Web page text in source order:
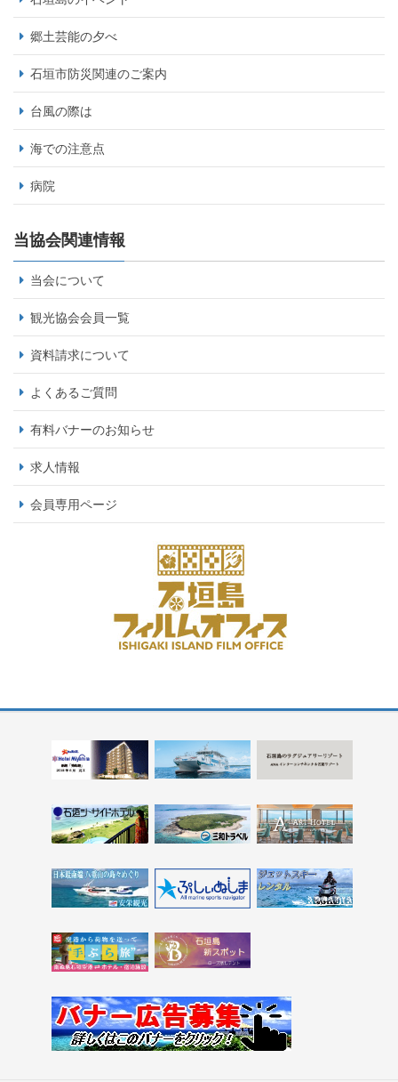
郷土芸能の夕べ
石垣市防災関連のご案内
台風の際は
海での注意点
病院
当協会関連情報
当会について
観光協会会員一覧
資料請求について
よくあるご質問
有料バナーのお知らせ
求人情報
会員専用ページ